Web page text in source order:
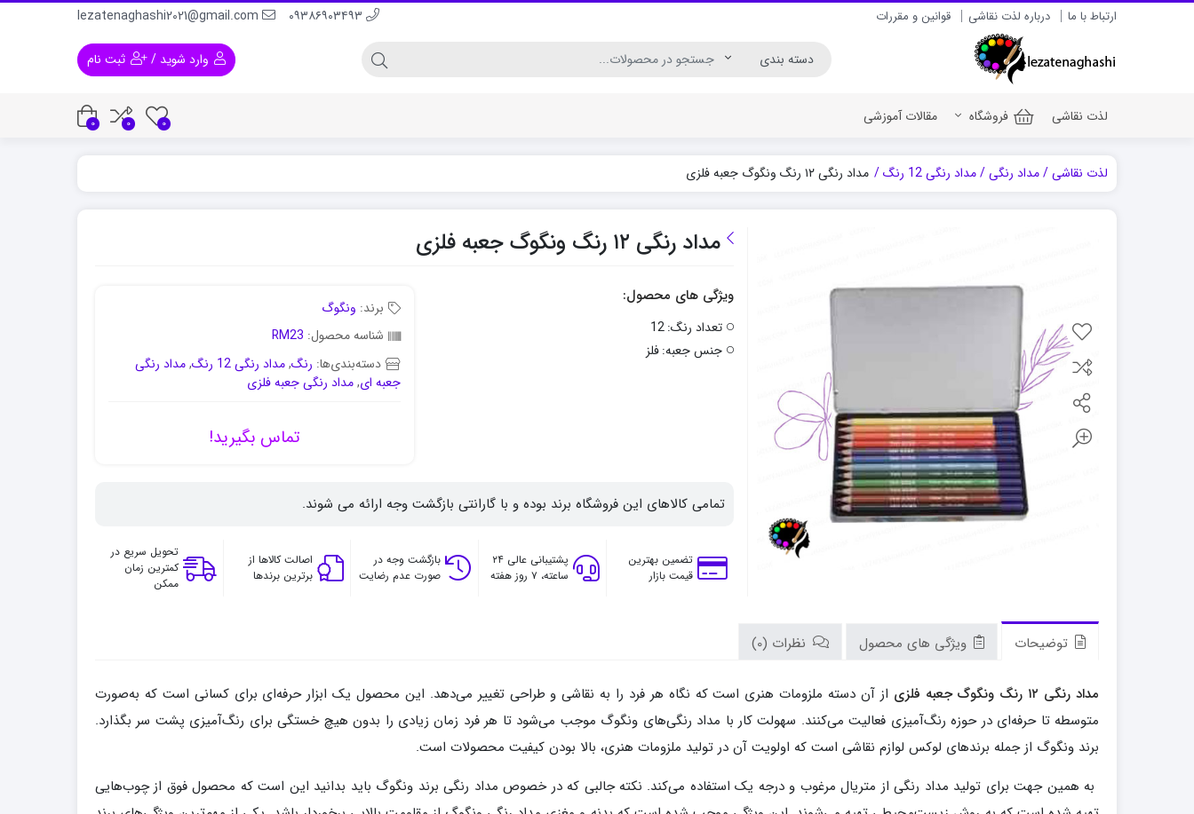
ارتباط با ما درباره لذت نقاشی قوانین و مقررات
وارد شوید / ثبت نام
لذت نقاشی فروشگاه
رنگ اکریلیک برای سفال رنگ اکریلیک برای چوب
مقالات آموزشی 0
0
0
لذت نقاشی مداد رنگی مداد رنگی 12 رنگ مداد رنگی ۱۲ رنگ ونگوگ جعبه فلزی
مداد رنگی ۱۲ رنگ ونگوگ جعبه فلزی
ویژگی های محصول:
تعداد رنگ: 12
جنس جعبه: فلز
برند: ونگوگ
شناسه محصول: RM23
دسته‌بندی‌ها: رنگ,مداد رنگی 12 رنگ ,مداد رنگی
جعبه ای,مداد رنگی جعبه فلزی
تماس بگیرید!
تمامی کالاهای این فروشگاه برند بوده و با گارانتی بازگشت وجه ارائه می شوند.
تضمین بهترین
قیمت بازار
پشتیبانی عالی ۲۴
ساعته، ۷ روز هفته
بازگشت وجه در
صورت عدم رضایت
اصالت کالاها از
برترین برندها
تحویل سریع در
کمترین زمان
ممکن
توضیحات ویژگی های محصول نظرات (0)
مداد رنگی ۱۲ رنگ ونگوگ جعبه فلزی
از آن دسته ملزومات هنری است که نگاه هر فرد را به نقاشی و طراحی تغییر می‌دهد. این محصول یک ابزار حرفه‌ای برای کسانی است که به‌صورت
متوسطه تا حرفه‌ای در حوزه رنگ‌آمیزی فعالیت می‌کنند. سهولت کار با مداد رنگی‌های ونگوگ موجب می‌شود تا هر فرد زمان زیادی را بدون هیچ خستگی برای رنگ‌آمیزی پشت سر بگذارد.
برند ونگوگ از جمله برندهای لوکس لوازم نقاشی است که اولویت آن در تولید ملزومات هنری، بالا بودن کیفیت محصولات است.
به همین جهت برای تولید مداد رنگی از متریال مرغوب و درجه یک استفاده می‌کند. نکته جالبی که در خصوص مداد رنگی برند ونگوگ باید بدانید این است که محصول فوق از چوب‌هایی